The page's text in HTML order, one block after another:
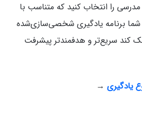
مدرسی را انتخاب کنید که متناسب با
برنامه یادگیری شخصی‌سازی‌شده
کند سریع‌تر و هدفمندتر پیشرفت
یادگیری →